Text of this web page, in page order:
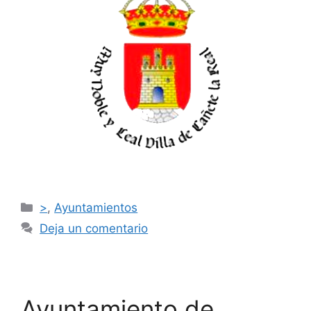
>, Ayuntamientos
Deja un comentario